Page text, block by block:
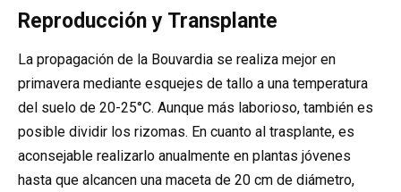
Reproducción y Transplante
La propagación de la Bouvardia se realiza mejor en
primavera mediante esquejes de tallo a una temperatura
del suelo de 20-25°C. Aunque más laborioso, también es
posible dividir los rizomas. En cuanto al trasplante, es
aconsejable realizarlo anualmente en plantas jóvenes
hasta que alcancen una maceta de 20 cm de diámetro,